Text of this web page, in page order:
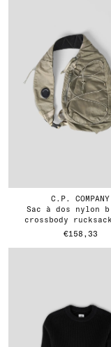
C.P. COMPANY
sac à dos nylon b lens
crossbody
€158,33